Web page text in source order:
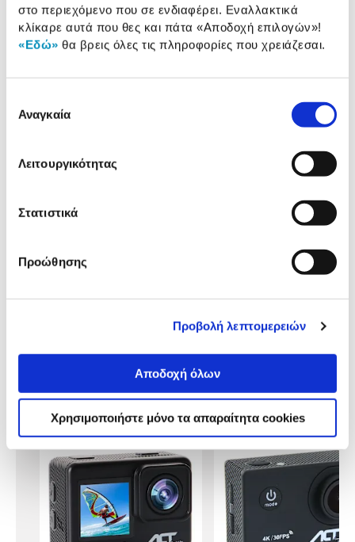
στο περιεχόμενο που σε ενδιαφέρει. Εναλλακτικά
κλίκαρε αυτά που θες και πάτα «Αποδοχή επιλογών»!
«Εδώ» θα βρεις όλες τις πληροφορίες που χρειάζεσαι.
συγκατάθεσης
Αναγκαία
Λειτουργικότητας
Στατιστικά
Προώθησης
Προβολή λεπτομερειών
Αποδοχή όλων
Χρησιμοποιήστε μόνο τα απαραίτητα cookies
Συνδύασέτο με
Αναλυτική
Προδιαγραφές
Δες τι κλίκαραν όσοι είδαν το ίδιο
προϊόν με εσένα!